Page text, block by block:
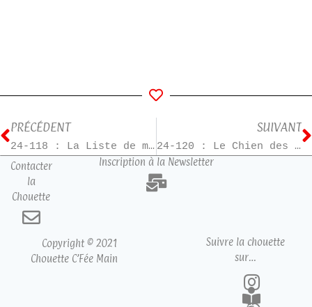
PRÉCÉDENT
24-118 : La Liste de mes envies – T1
SUIVANT
24-120 : Le Chien des Baskerville
Contacter
la
Chouette
Inscription à la Newsletter
Copyright © 2021
Chouette C’Fée Main
Suivre la chouette
sur…